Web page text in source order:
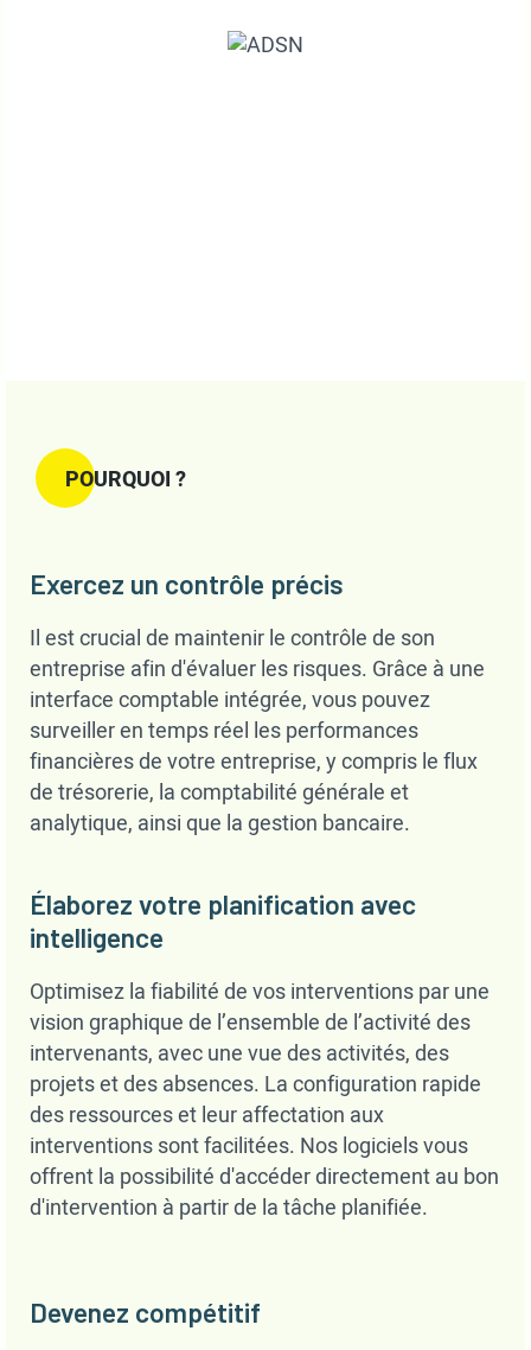
POURQUOI ?
Exercez un contrôle précis
Il est crucial de maintenir le contrôle de son
entreprise afin d'évaluer les risques. Grâce à une
interface comptable intégrée, vous pouvez
surveiller en temps réel les performances
financières de votre entreprise, y compris le flux
de trésorerie, la comptabilité générale et
analytique, ainsi que la gestion bancaire.
Élaborez votre planification avec
intelligence
Optimisez la fiabilité de vos interventions par une
vision graphique de l’ensemble de l’activité des
intervenants, avec une vue des activités, des
projets et des absences. La configuration rapide
des ressources et leur affectation aux
interventions sont facilitées. Nos logiciels vous
offrent la possibilité d'accéder directement au bon
d'intervention à partir de la tâche planifiée.
Devenez compétitif